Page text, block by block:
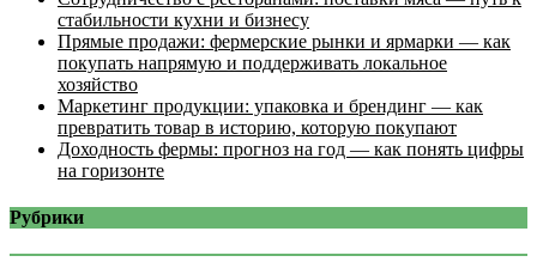
стабильности кухни и бизнесу
Прямые продажи: фермерские рынки и ярмарки — как
покупать напрямую и поддерживать локальное
хозяйство
Маркетинг продукции: упаковка и брендинг — как
превратить товар в историю, которую покупают
Доходность фермы: прогноз на год — как понять цифры
на горизонте
Рубрики